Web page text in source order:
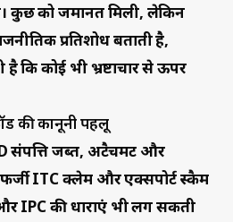
कुछ को जमानत मिली, लेकिन
प्रतिशोध बताती है,
कि कोई भी भ्रष्टाचार से ऊपर
की कानूनी पहलू
संपत्ति जब्त, अटैचमेंट और
ITC क्लेम और एक्सपोर्ट स्कैम
IPC की धाराएं भी लग सकती